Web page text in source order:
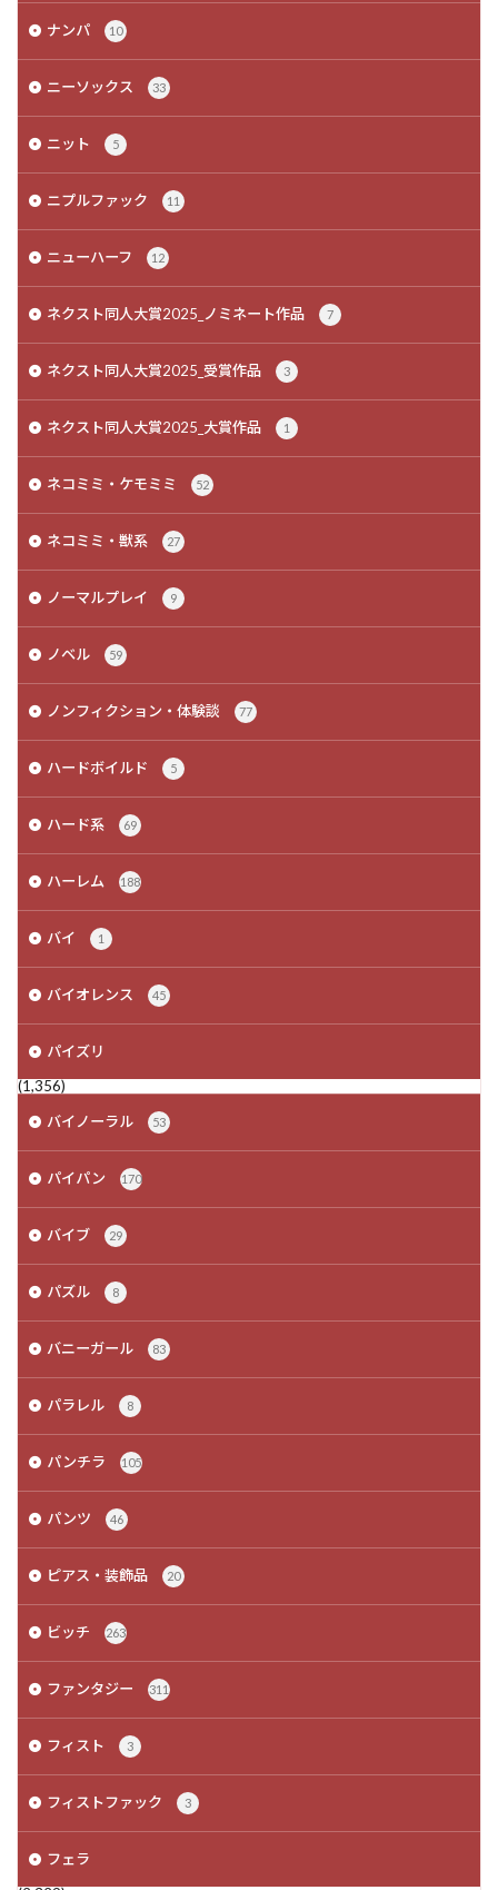
ナンパ 10
ニーソックス 33
ニット 5
ニプルファック 11
ニューハーフ 12
ネクスト同人大賞2025_ノミネート作品 7
ネクスト同人大賞2025_受賞作品 3
ネクスト同人大賞2025_大賞作品 1
ネコミミ・ケモミミ 52
ネコミミ・獣系 27
ノーマルプレイ 9
ノベル 59
ノンフィクション・体験談 77
ハードボイルド 5
ハード系 69
ハーレム 188
バイ 1
バイオレンス 45
パイズリ
(1,356)
バイノーラル
53
パイパン 170
バイブ 29
パズル 8
バニーガール 83
パラレル 8
パンチラ 105
パンツ 46
ピアス・装飾品 20
ビッチ 263
ファンタジー 311
フィスト 3
フィストファック 3
フェラ